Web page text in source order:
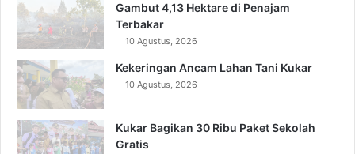
Gambut 4,13 Hektare di Penajam
Terbakar
10 Agustus, 2026
Kekeringan Ancam Lahan Tani Kukar
10 Agustus, 2026
Kukar Bagikan 30 Ribu Paket Sekolah
Gratis